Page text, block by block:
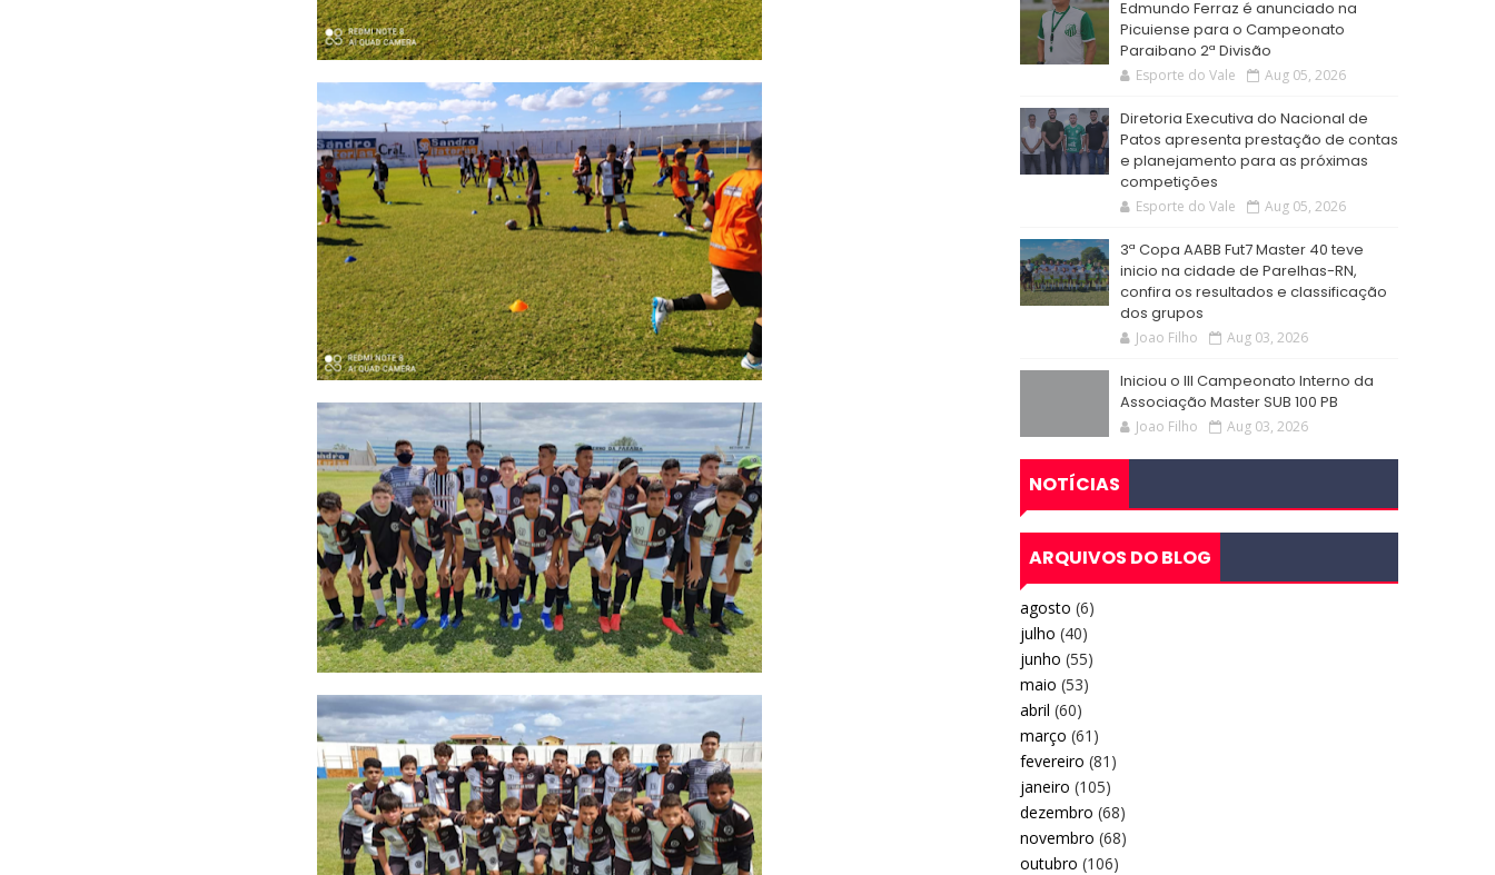
Edmundo Ferraz é anunciado na
Picuiense para o Campeonato
Paraibano 2ª Divisão
Esporte do Vale Aug 05, 2026
Diretoria Executiva do Nacional de
Patos apresenta prestação de contas
e planejamento para as próximas
competições
Esporte do Vale Aug 05, 2026
3ª Copa AABB Fut7 Master 40 teve
inicio na cidade de Parelhas-RN,
confira os resultados e classificação
dos grupos
Joao Filho Aug 03, 2026
Iniciou o III Campeonato Interno da
Associação Master SUB 100 PB
Joao Filho Aug 03, 2026
NOTÍCIAS
ARQUIVOS DO BLOG
agosto (6)
julho (40)
junho (55)
maio (53)
abril (60)
março (61)
fevereiro (81)
janeiro (105)
dezembro (68)
novembro (68)
outubro (106)